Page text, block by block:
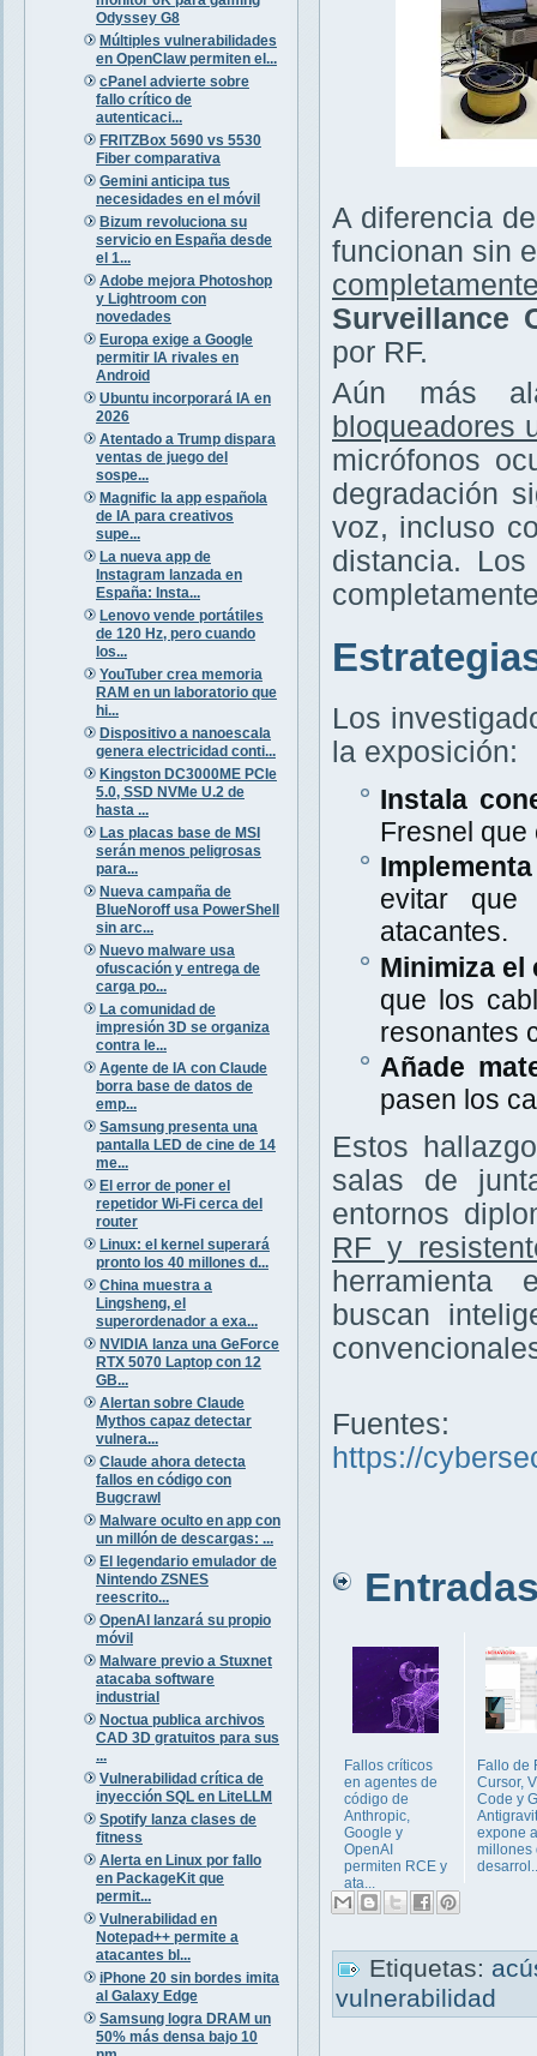
Odyssey G8
Múltiples vulnerabilidades
en OpenClaw permiten el...
cPanel advierte sobre
fallo crítico de
autenticaci...
FRITZBox 5690 vs 5530
Fiber comparativa
Gemini anticipa tus
necesidades en el móvil
Bizum revoluciona su
servicio en España desde
el 1...
Adobe mejora Photoshop
y Lightroom con
novedades
Europa exige a Google
permitir IA rivales en
Android
Ubuntu incorporará IA en
2026
Atentado a Trump dispara
ventas de juego del
sospe...
Magnific la app española
de IA para creativos
supe...
La nueva app de
Instagram lanzada en
España: Insta...
Lenovo vende portátiles
de 120 Hz, pero cuando
los...
YouTuber crea memoria
RAM en un laboratorio que
hi...
Dispositivo a nanoescala
genera electricidad conti...
Kingston DC3000ME PCIe
5.0, SSD NVMe U.2 de
hasta ...
Las placas base de MSI
serán menos peligrosas
para...
Nueva campaña de
BlueNoroff usa PowerShell
sin arc...
Nuevo malware usa
ofuscación y entrega de
carga po...
La comunidad de
impresión 3D se organiza
contra le...
Agente de IA con Claude
borra base de datos de
emp...
Samsung presenta una
pantalla LED de cine de 14
me...
El error de poner el
repetidor Wi-Fi cerca del
router
Linux: el kernel superará
pronto los 40 millones d...
China muestra a
Lingsheng, el
superordenador a exa...
NVIDIA lanza una GeForce
RTX 5070 Laptop con 12
GB...
Alertan sobre Claude
Mythos capaz detectar
vulnera...
Claude ahora detecta
fallos en código con
Bugcrawl
Malware oculto en app con
un millón de descargas: ...
El legendario emulador de
Nintendo ZSNES
reescrito...
OpenAI lanzará su propio
móvil
Malware previo a Stuxnet
atacaba software
industrial
Noctua publica archivos
CAD 3D gratuitos para sus
...
Vulnerabilidad crítica de
inyección SQL en LiteLLM
Spotify lanza clases de
fitness
Alerta en Linux por fallo
en PackageKit que
permit...
Vulnerabilidad en
Notepad++ permite a
atacantes bl...
iPhone 20 sin bordes imita
al Galaxy Edge
Samsung logra DRAM un
50% más densa bajo 10
A diferencia
funcionan sin
Surveillance
por RF.
Aún más
bloqueadores
micrófonos
degradación
voz, incluso
distancia.
Los
la exposición:
Instala
Fresnel que
evitar que
atacantes.
Minimiza el
que los
resonantes
Añade
pasen los
Estos
salas de
entornos
RF y
herramienta
buscan
Fuentes:
https://
Entradas
Fallos críticos
en agentes de
código de
Anthropic,
Google y
OpenAI
permiten RCE y
ata...
Fallo de
Cursor,
Code y
expone
millones
Etiquetas:
vulnerabilidad